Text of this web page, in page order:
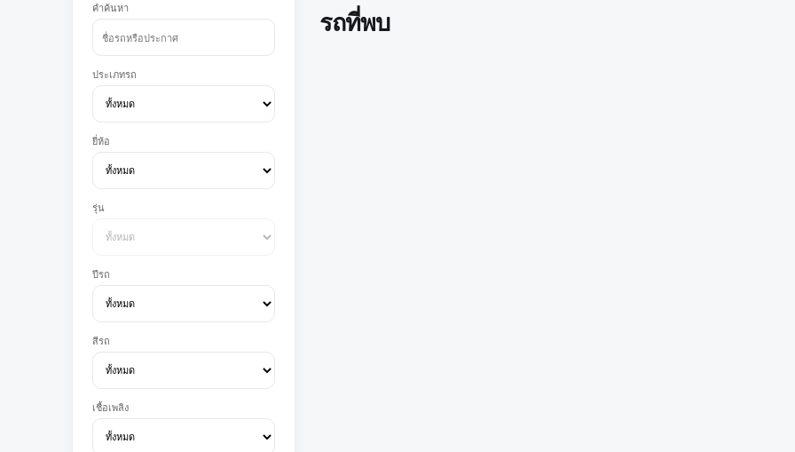
คำค้นหา
ประเภทรถ
ยี่ห้อ
รุ่น
ปีรถ
สีรถ
เชื้อเพลิง
รถที่พบ